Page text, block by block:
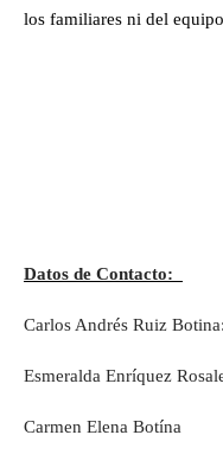
los familiares ni del
Datos de Contacto:
Carlos Andrés Ruiz
Esmeralda Enríquez
Carmen Elena Botína